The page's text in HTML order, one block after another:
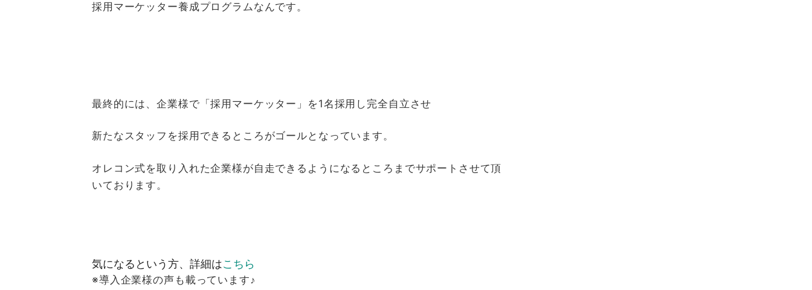
採用マーケッター養成プログラムなんです。
最終的には、企業様で「採用マーケッター」を1名採用し完全自立させ
新たなスタッフを採用できるところがゴールとなっています。
オレコン式を取り入れた企業様が自走できるようになるところまでサポートさせて頂
いております。
気になるという方、詳細はこちら
※導入企業様の声も載っています♪